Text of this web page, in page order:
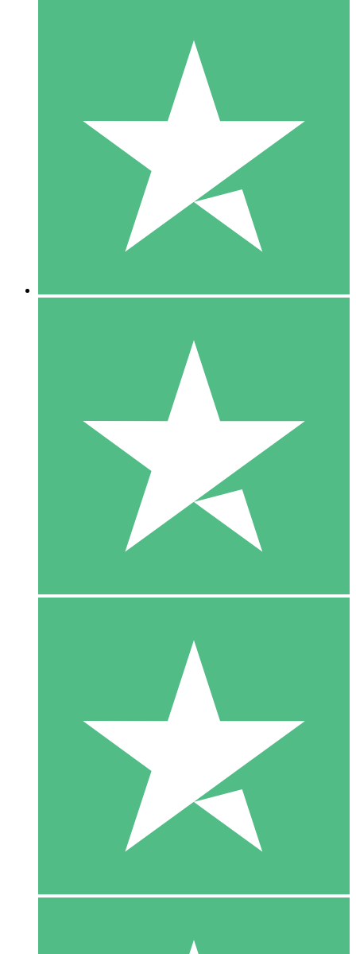
Individuella Kreditpaket
Betala per användning med nedladdningskrediter. Inget
1 Nedladdningar
10 00
10 Nedladdningar
20 00